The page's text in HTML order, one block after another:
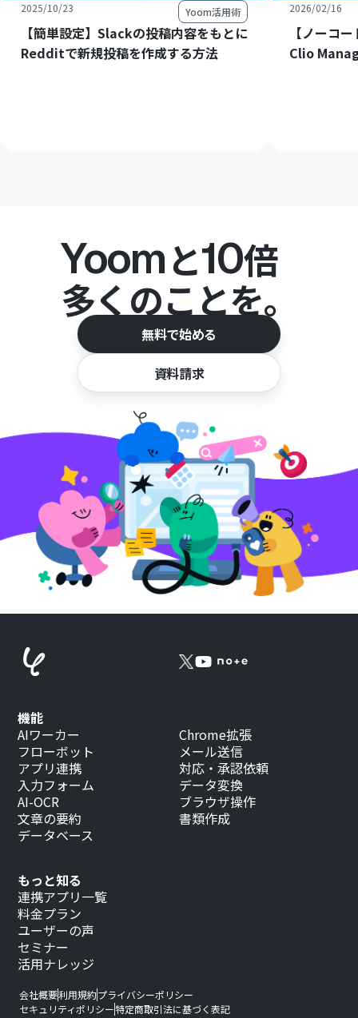
2025/10/23 Yoom活用術
【簡単設定】Slackの投稿内容をもとに
Redditで新規投稿を作成する方法
2026/02/16
【ノーコ
Clio
Yoomと10倍
多くのことを。
無料で始める
資料請求
もっと知る
連携アプリ一覧
料金プラン
ユーザーの声
セミナー
活用ナレッジ
機能
AIワーカー
フローボット
アプリ連携
入力フォーム
AI-OCR
文章の要約
データベース
Chrome拡張
メール送信
対応・承認依頼
データ変換
ブラウザ操作
書類作成
会社概要利用規約プライバシーポリシー
セキュリティポリシー特定商取引法に基づく表記